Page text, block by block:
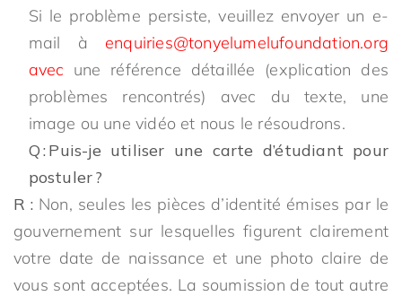
Si le problème persiste, veuillez envoyer un e-
mail à enquiries@tonyelumelufoundation.org
avec une référence détaillée (explication des
problèmes rencontrés) avec du texte, une
image ou une vidéo et nous le résoudrons.
Q : Puis-je utiliser une carte d’étudiant pour
postuler ?
R : Non, seules les pièces d’identité émises par le
gouvernement sur lesquelles figurent clairement
votre date de naissance et une photo claire de
vous sont acceptées. La soumission de tout autre